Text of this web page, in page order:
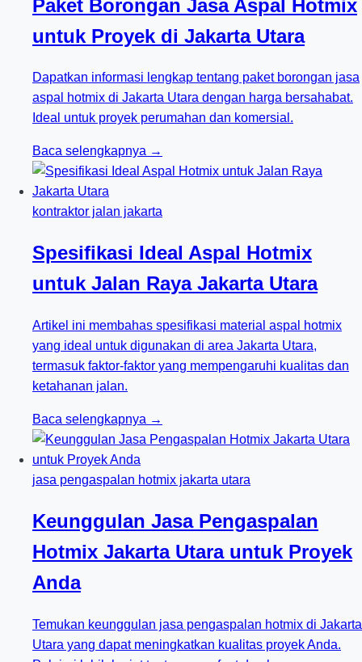
Paket Borongan Jasa Aspal Hotmix
untuk Proyek di Jakarta Utara
Dapatkan informasi lengkap tentang paket borongan jasa
aspal hotmix di Jakarta Utara dengan harga bersahabat.
Ideal untuk proyek perumahan dan komersial.
Baca selengkapnya →
kontraktor jalan jakarta
Spesifikasi Ideal Aspal Hotmix
untuk Jalan Raya Jakarta Utara
Artikel ini membahas spesifikasi material aspal hotmix
yang ideal untuk digunakan di area Jakarta Utara,
termasuk faktor-faktor yang mempengaruhi kualitas dan
ketahanan jalan.
Baca selengkapnya →
jasa pengaspalan hotmix jakarta utara
Keunggulan Jasa Pengaspalan
Hotmix Jakarta Utara untuk Proyek
Anda
Temukan keunggulan jasa pengaspalan hotmix di Jakarta
Utara yang dapat meningkatkan kualitas proyek Anda.